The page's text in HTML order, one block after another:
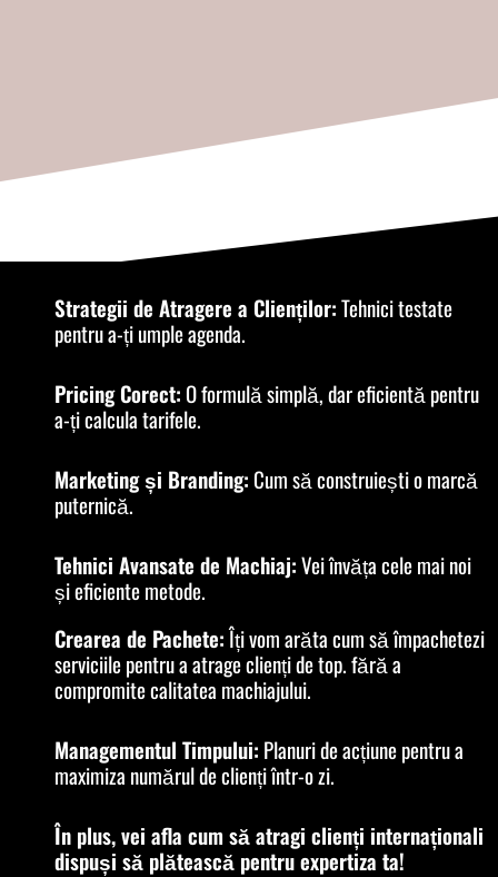
Strategii de Atragere a Clienților:Tehnici testate
pentru a-ți umple agenda.
Pricing Corect:O formulă simplă, dar eficientă pentru
a-ți calcula tarifele.
Marketing și Branding:Cum să construiești o marcă
puternică.
Tehnici Avansate de Machiaj:Vei învăța cele mai noi
și eficiente metode.
Crearea de Pachete:Îți vom arăta cum să împachetezi
serviciile pentru a atrage clienți de top. fără a
compromite calitatea machiajului.
Managementul Timpului: Planuri de acțiune pentru a
maximiza numărul de clienți într-o zi.
În plus, vei afla cum să atragi clienți internaționali
dispuși să plătească pentru expertiza ta!